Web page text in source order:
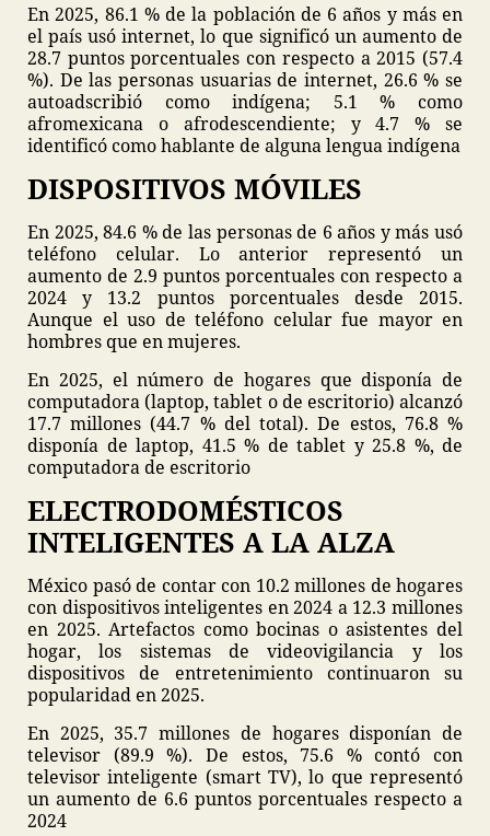
En 2025, 86.1 % de la población de 6 años y más en
el país usó internet, lo que significó un aumento de
28.7 puntos porcentuales con respecto a 2015 (57.4
%). De las personas usuarias de internet, 26.6 % se
autoadscribió como indígena; 5.1 % como
afromexicana o afrodescendiente; y 4.7 % se
identificó como hablante de alguna lengua indígena
DISPOSITIVOS MÓVILES
En 2025, 84.6 % de las personas de 6 años y más usó
teléfono celular. Lo anterior representó un
aumento de 2.9 puntos porcentuales con respecto a
2024 y 13.2 puntos porcentuales desde 2015.
Aunque el uso de teléfono celular fue mayor en
hombres que en mujeres.
En 2025, el número de hogares que disponía de
computadora (laptop, tablet o de escritorio) alcanzó
17.7 millones (44.7 % del total). De estos, 76.8 %
disponía de laptop, 41.5 % de tablet y 25.8 %, de
computadora de escritorio
ELECTRODOMÉSTICOS
INTELIGENTES A LA ALZA
México pasó de contar con 10.2 millones de hogares
con dispositivos inteligentes en 2024 a 12.3 millones
en 2025. Artefactos como bocinas o asistentes del
hogar, los sistemas de videovigilancia y los
dispositivos de entretenimiento continuaron su
popularidad en 2025.
En 2025, 35.7 millones de hogares disponían de
televisor (89.9 %). De estos, 75.6 % contó con
televisor inteligente (smart TV), lo que representó
un aumento de 6.6 puntos porcentuales respecto a
2024